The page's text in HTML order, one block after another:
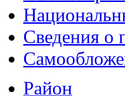
Сведения о
Район